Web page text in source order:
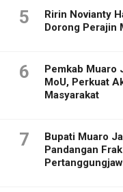
5
Ririn Novianty
Dorong Perajin
6
Pemkab Muaro
MoU, Perkuat
Masyarakat
7
Bupati Muaro
Pandangan